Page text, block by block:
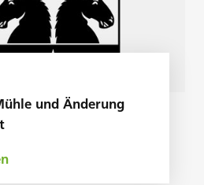
und Änderung